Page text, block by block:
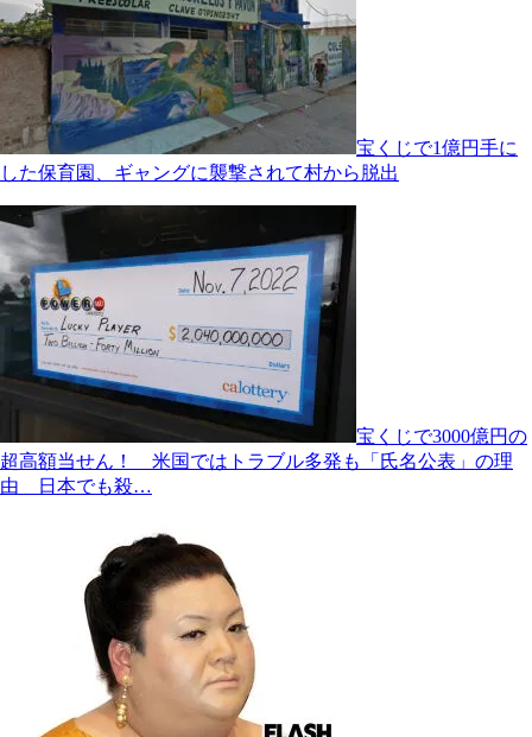
宝くじで1億円手に
した保育園、ギャングに襲撃されて村から脱出
宝くじで3000億円の
超高額当せん！ 米国ではトラブル多発も「氏名公表」の理
由 日本でも殺…